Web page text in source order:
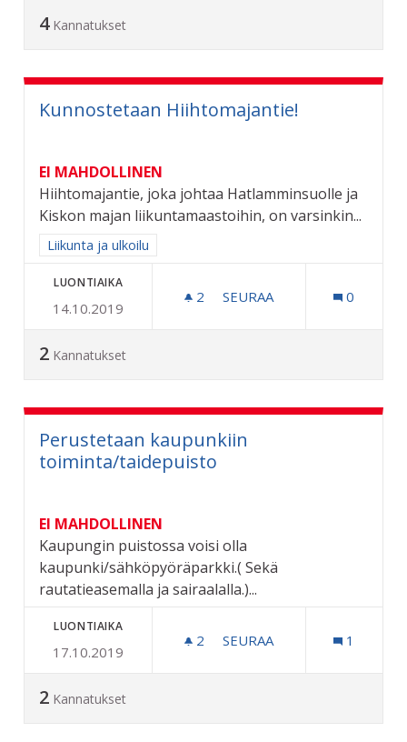
4 Kannatukset
Kunnostetaan Hiihtomajantie!
EI MAHDOLLINEN
Hiihtomajantie, joka johtaa Hatlamminsuolle ja
Kiskon majan liikuntamaastoihin, on varsinkin...
Rajaa tulokset aihepiirin mukaan: Liikunta ja ulkoilu
Liikunta ja ulkoilu
LUONTIAIKA
14.10.2019
2 2 SEURAAJAA
SEURAA 0
2 Kannatukset
Perustetaan kaupunkiin
toiminta/taidepuisto
EI MAHDOLLINEN
Kaupungin puistossa voisi olla
kaupunki/sähköpyöräparkki.( Sekä
rautatieasemalla ja sairaalalla.)...
LUONTIAIKA
17.10.2019
2 2 SEURAAJAA
SEURAA 1
2 Kannatukset